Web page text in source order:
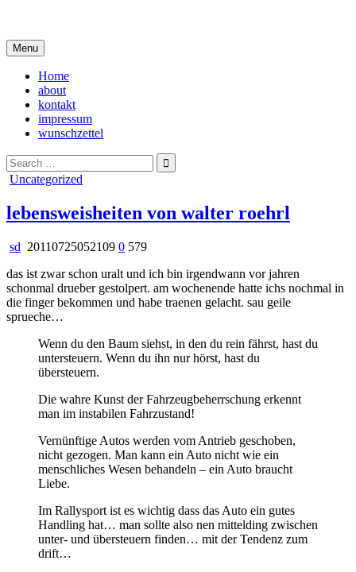
content
Menu
Home
about
kontakt
impressum
wunschzettel
Search
for:
Posted
Uncategorized
lebensweisheiten von walter roehrl
sd 20110725052109 0 579
das ist zwar schon uralt und ich bin irgendwann vor jahren
schonmal drueber gestolpert. am wochenende hatte ichs nochmal in
die finger bekommen und habe traenen gelacht. sau geile
sprueche…
Wenn du den Baum siehst, in den du rein fährst, hast du
untersteuern. Wenn du ihn nur hörst, hast du
übersteuern.
Die wahre Kunst der Fahrzeugbeherrschung erkennt
man im instabilen Fahrzustand!
Vernünftige Autos werden vom Antrieb geschoben,
nicht gezogen. Man kann ein Auto nicht wie ein
menschliches Wesen behandeln – ein Auto braucht
Liebe.
Im Rallysport ist es wichtig dass das Auto ein gutes
Handling hat… man sollte also nen mittelding zwischen
unter- und übersteuern finden… mit der Tendenz zum
drift…